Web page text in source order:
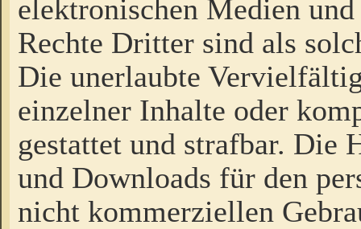
elektronischen Medien
Rechte Dritter sind als
Die unerlaubte
einzelner Inhalte oder
gestattet und strafbar. Die
und Downloads für den
nicht kommerziellen